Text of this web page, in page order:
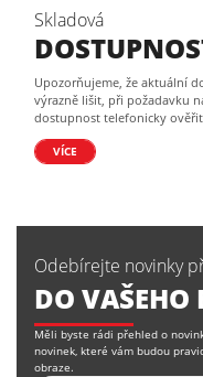
Skladová
Upozorňujeme, že aktuální
výrazně lišit, při požadavku
dostupnost telefonicky
VÍCE
Odebírejte novinky
DO VAŠEHO
Měli byste rádi přehled o
novinek, které vám budou
obraze.